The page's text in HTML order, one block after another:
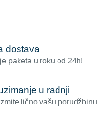
dostava
paketa u roku od 24h!
u radnji
lično vašu porudžbinu